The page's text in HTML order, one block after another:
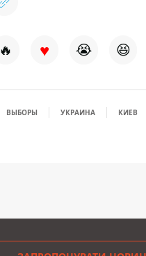
🔥 ♥ 😭 😆
ВЫБОРЫ УКРАИНА КИЕВ